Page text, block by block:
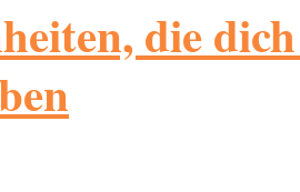
die